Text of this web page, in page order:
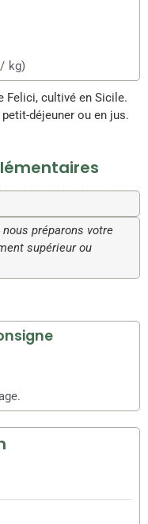
/ kg)
Felici, cultivé en Sicile.
déjeuner ou en jus.
préparons votre
supérieur ou